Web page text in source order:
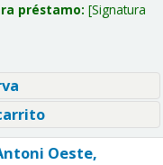
préstamo: Signatura
Oeste,